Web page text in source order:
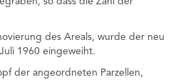
des Areals, wurde der neu
1960 eingeweiht.
der angeordneten Parzellen,